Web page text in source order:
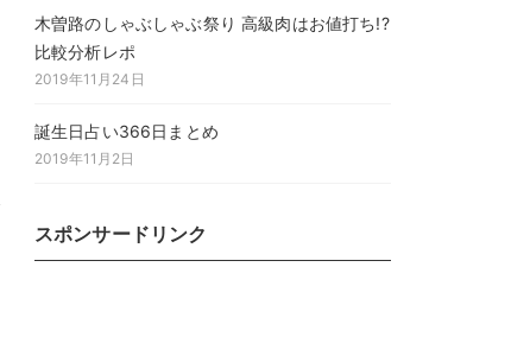
木曽路のしゃぶしゃぶ祭り 高級肉はお値打ち!?
比較分析レポ
2019年11月24日
誕生日占い366日まとめ
2019年11月2日
スポンサードリンク